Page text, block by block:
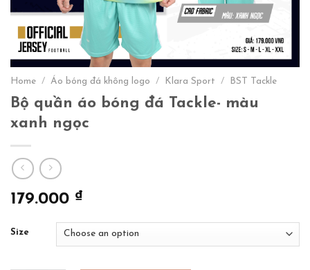
Home / Áo bóng đá không logo / Klara Sport / BST Tackle
Bộ quần áo bóng đá Tackle- màu
xanh ngọc
179.000 ₫
Size